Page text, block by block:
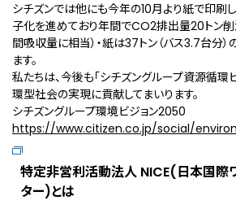
シチズンでは他にも今年の10月より紙で印刷
子化を進めており年間でCO2排出量20トン
間吸収量に相当）・紙は37トン（バス3.7台分
ます。
私たちは、今後も「シチズングループ資源循環
環型社会の実現に貢献してまいります。
シチズングループ環境ビジョン2050
https://www.citizen.co.jp/social/
特定非営利活動法人 NICE(日本国際
ター)とは